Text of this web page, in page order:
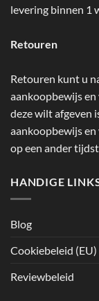
levering binnen 1
Retouren
Retouren kunt u
aankoopbewijs
deze wilt afgeven
aankoopbewijs
op een ander
HANDIGE
Blog
Cookiebeleid (EU)
Reviewbeleid